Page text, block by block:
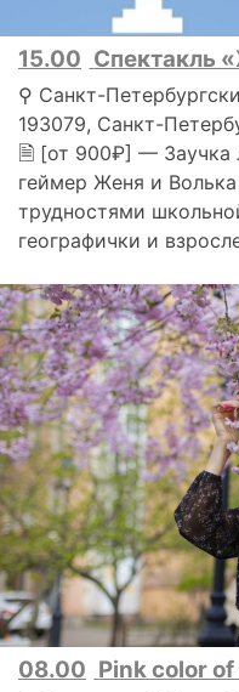
15.00 Спектакль
⚲ Санкт-
193079, Санкт-
🗎 [от 900₽] — Заучка
геймер Женя и Волька
трудностями
географички и
08.00 Pink color